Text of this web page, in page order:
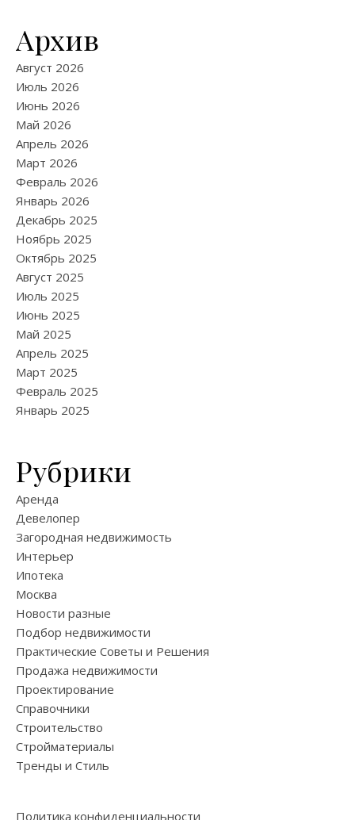
Архив
Август 2026
Июль 2026
Июнь 2026
Май 2026
Апрель 2026
Март 2026
Февраль 2026
Январь 2026
Декабрь 2025
Ноябрь 2025
Октябрь 2025
Август 2025
Июль 2025
Июнь 2025
Май 2025
Апрель 2025
Март 2025
Февраль 2025
Январь 2025
Рубрики
Аренда
Девелопер
Загородная недвижимость
Интерьер
Ипотека
Москва
Новости разные
Подбор недвижимости
Практические Советы и Решения
Продажа недвижимости
Проектирование
Справочники
Строительство
Стройматериалы
Тренды и Стиль
Политика конфиденциальности